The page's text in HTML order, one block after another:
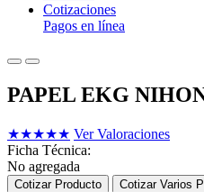
Cotizaciones
Pagos en línea
PAPEL EKG
★★★★★ Ver Valoraciones
Ficha Técnica:
No agregada
Cotizar Producto Cotizar Varios